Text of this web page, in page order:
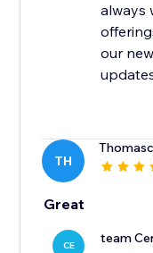
always
our
TH
Great
CE team